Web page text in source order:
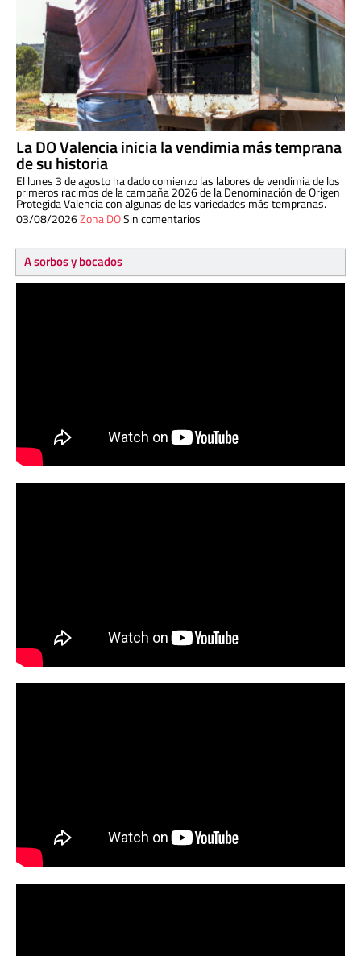
La DO Valencia inicia la vendimia más temprana
de su historia
El lunes 3 de agosto ha dado comienzo las labores de vendimia de los
primeros racimos de la campaña 2026 de la Denominación de Origen
Protegida Valencia con algunas de las variedades más tempranas.
03/08/2026Zona DOSin comentarios
A sorbos y bocados